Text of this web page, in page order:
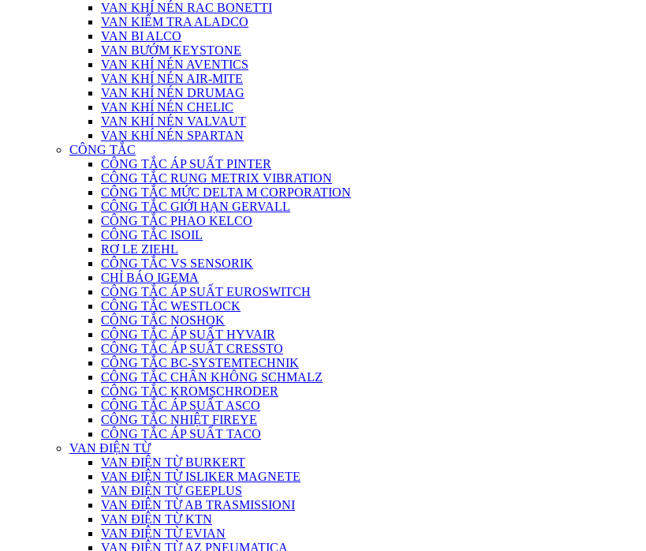
VAN KHÍ NÉN RAC BONETTI
VAN KIỂM TRA ALADCO
VAN BI ALCO
VAN BƯỚM KEYSTONE
VAN KHÍ NÉN AVENTICS
VAN KHÍ NÉN AIR-MITE
VAN KHÍ NÉN DRUMAG
VAN KHÍ NÉN CHELIC
VAN KHÍ NÉN VALVAUT
VAN KHÍ NÉN SPARTAN
CÔNG TẮC
CÔNG TẮC ÁP SUẤT PINTER
CÔNG TẮC RUNG METRIX VIBRATION
CÔNG TẮC MỨC DELTA M CORPORATION
CÔNG TẮC GIỚI HẠN GERVALL
CÔNG TẮC PHAO KELCO
CÔNG TẮC ISOIL
RƠ LE ZIEHL
CÔNG TẮC VS SENSORIK
CHỈ BÁO IGEMA
CÔNG TẮC ÁP SUẤT EUROSWITCH
CÔNG TẮC WESTLOCK
CÔNG TẮC NOSHOK
CÔNG TẮC ÁP SUẤT HYVAIR
CÔNG TẮC ÁP SUẤT CRESSTO
CÔNG TẮC BC-SYSTEMTECHNIK
CÔNG TẮC CHÂN KHÔNG SCHMALZ
CÔNG TẮC KROMSCHRODER
CÔNG TẮC ÁP SUẤT ASCO
CÔNG TẮC NHIỆT FIREYE
CÔNG TẮC ÁP SUẤT TACO
VAN ĐIỆN TỪ
VAN ĐIỆN TỪ BURKERT
VAN ĐIỆN TỪ ISLIKER MAGNETE
VAN ĐIỆN TỪ GEEPLUS
VAN ĐIỆN TỪ AB TRASMISSIONI
VAN ĐIỆN TỪ KTN
VAN ĐIỆN TỪ EVIAN
VAN ĐIỆN TỪ AZ PNEUMATICA